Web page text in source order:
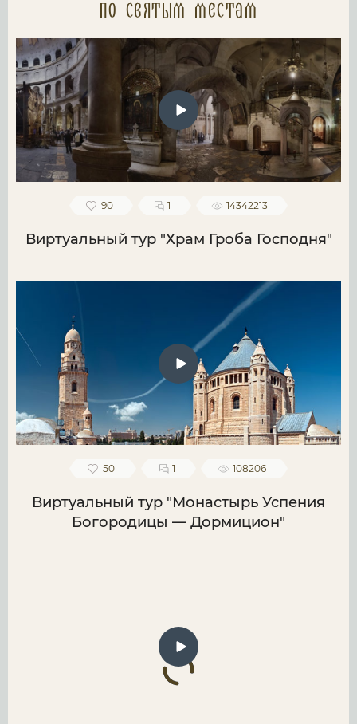
по святым местам
90 1 14342213
Виртуальный тур "Храм Гроба Господня"
50 1 108206
Виртуальный тур "Монастырь Успения
Богородицы — Дормицион"